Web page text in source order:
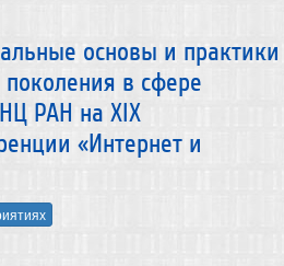
основы и практики
в сфере
РАН на XIX
«Интернет и